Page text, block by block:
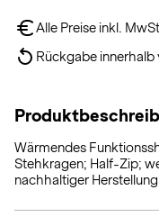
Alle Preise inkl.
Rückgabe
Wärmendes
Stehkragen; Half-Zip;
nachhaltiger